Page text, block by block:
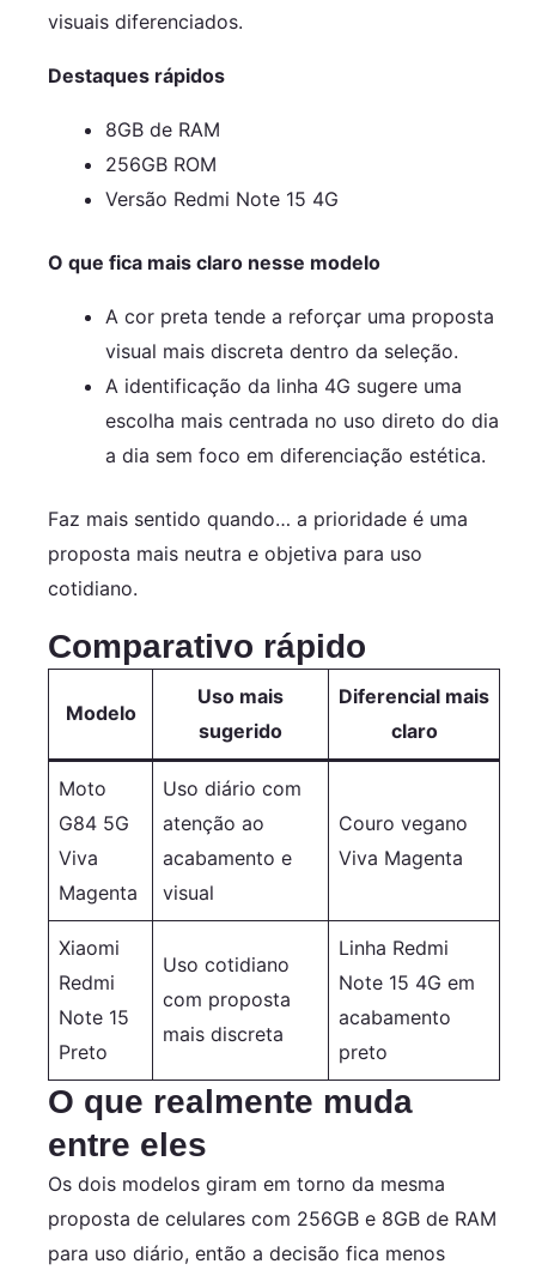
visuais diferenciados.
Destaques rápidos
8GB de RAM
256GB ROM
Versão Redmi Note 15 4G
O que fica mais claro nesse modelo
A cor preta tende a reforçar uma proposta
visual mais discreta dentro da seleção.
A identificação da linha 4G sugere uma
escolha mais centrada no uso direto do dia
a dia sem foco em diferenciação estética.
Faz mais sentido quando… a prioridade é uma
proposta mais neutra e objetiva para uso
cotidiano.
Comparativo rápido
Modelo
Uso mais
sugerido
Diferencial mais
claro
Moto
G84 5G
Viva
Magenta
Uso diário com
atenção ao
acabamento e
visual
Couro vegano
Viva Magenta
Xiaomi
Redmi
Note 15
Preto
Uso cotidiano
com proposta
mais discreta
Linha Redmi
Note 15 4G em
acabamento
preto
O que realmente muda
entre eles
Os dois modelos giram em torno da mesma
proposta de celulares com 256GB e 8GB de RAM
para uso diário, então a decisão fica menos